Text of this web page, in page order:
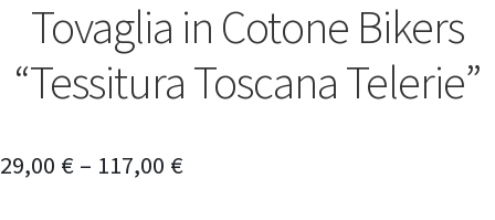
Tovaglia in Cotone Bikers
“Tessitura Toscana Telerie”
29,00 € – 117,00 €